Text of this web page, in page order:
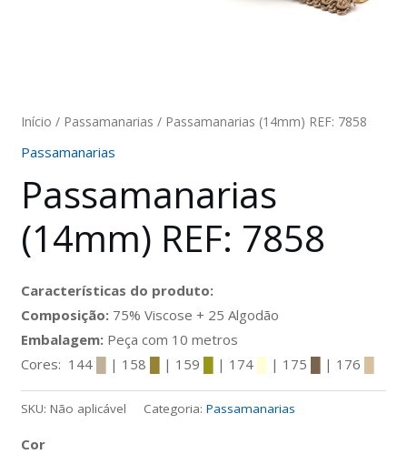
Início / Passamanarias / Passamanarias (14mm) REF: 7858
Passamanarias
Passamanarias
(14mm) REF: 7858
Características do produto:
Composição: 75% Viscose + 25 Algodão
Embalagem: Peça com 10 metros
Cores: 144
| 158 | 159 | 174 | 175 | 176
SKU:Não aplicável Categoria:Passamanarias
Cor